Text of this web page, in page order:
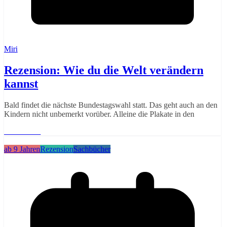
Miri
Rezension: Wie du die Welt verändern
kannst
Bald findet die nächste Bundestagswahl statt. Das geht auch an den
Kindern nicht unbemerkt vorüber. Alleine die Plakate in den
ab 9 JahrenRezensionSachbücher